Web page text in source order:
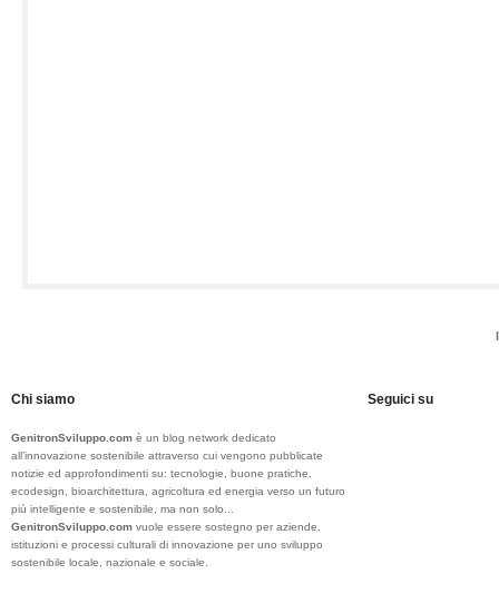
Chi siamo
GenitronSviluppo.com è un blog network dedicato
all’innovazione sostenibile attraverso cui vengono pubblicate
notizie ed approfondimenti su: tecnologie, buone pratiche,
ecodesign, bioarchitettura, agricoltura ed energia verso un futuro
più intelligente e sostenibile, ma non solo...
GenitronSviluppo.com vuole essere sostegno per aziende,
istituzioni e processi culturali di innovazione per uno sviluppo
sostenibile locale, nazionale e sociale.
Seguici su